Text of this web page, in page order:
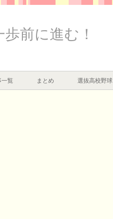
前に進む！
一覧 まとめ 選抜高校野球